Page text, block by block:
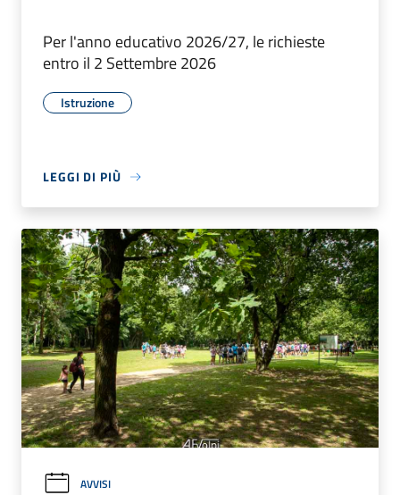
Per l'anno educativo 2026/27, le richieste
entro il 2 Settembre 2026
Istruzione
LEGGI DI PIÙ
AVVISI